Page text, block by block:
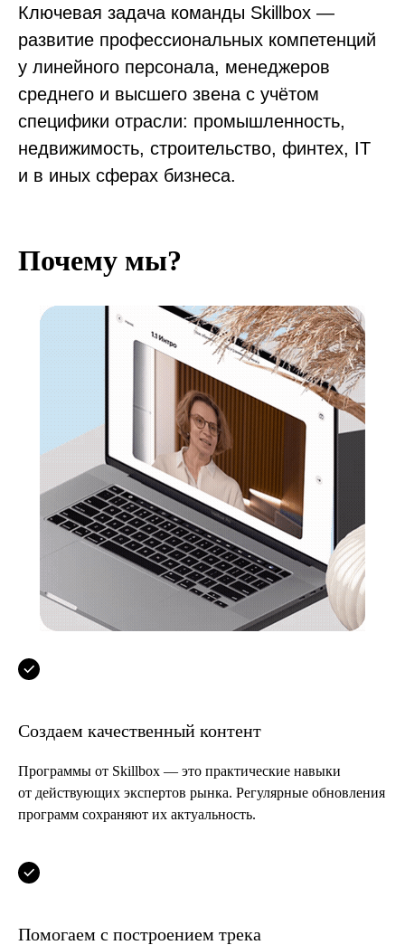
Ключевая задача команды Skillbox —
развитие профессиональных компетенций
у линейного персонала, менеджеров
среднего и высшего звена с учётом
специфики отрасли: промышленность,
недвижимость, строительство, финтех, IT
и в иных сферах бизнеса.
Почему мы?
Создаем качественный контент
Программы от Skillbox — это практические навыки
от действующих экспертов рынка. Регулярные обновления
программ сохраняют их актуальность.
Помогаем с построением трека